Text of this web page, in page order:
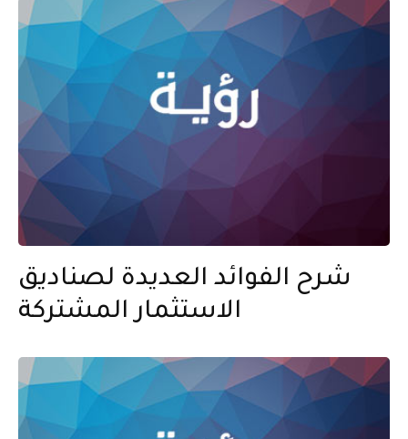
شرح الفوائد العديدة لصناديق
الاستثمار المشتركة